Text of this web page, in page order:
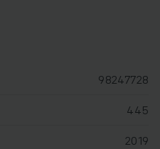
98247728
445
2019